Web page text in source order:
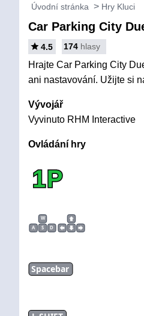
Úvodní stránka Hry Kluci
Car Parking City
4.5 174 hlasy
Hrajte Car Parking City
ani nastavování. Užijte si
Vývojář
Vyvinuto RHM Interactive
Ovládání hry
1P
W
A
S D
Spacebar